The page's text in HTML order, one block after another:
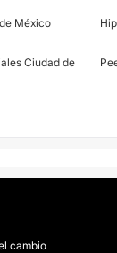
con el
volumen,
inmediata y
México
Ciudad de
cambio